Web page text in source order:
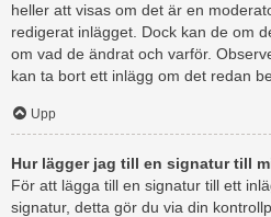
heller att visas om det är en
redigerat inlägget. Dock kan de om
om vad de ändrat och varför.
kan ta bort ett inlägg om det redan
Upp
Hur lägger jag till en signatur till
För att lägga till en signatur till ett
signatur, detta gör du via din